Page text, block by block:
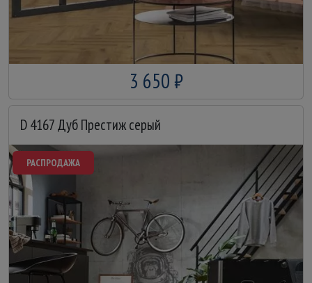
3 650 ₽
D 4167 Дуб Престиж серый
РАСПРОДАЖА